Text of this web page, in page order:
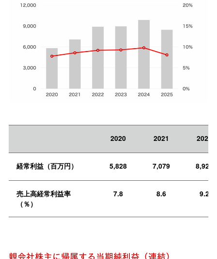
2020 2021 2022
経常利益（百万円） 5,828 7,079 8,922
売上高経常利益率
（％）
7.8 8.6 9.2
親会社株主に帰属する当期純利益（連結）